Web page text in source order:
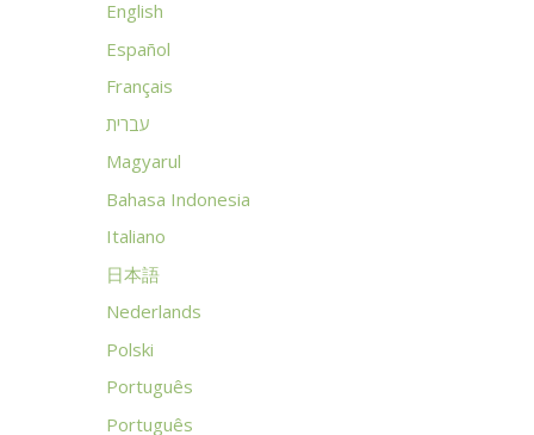
English
Español
Français
עברית
Magyarul
Bahasa Indonesia
Italiano
日本語
Nederlands
Polski
Português
Português